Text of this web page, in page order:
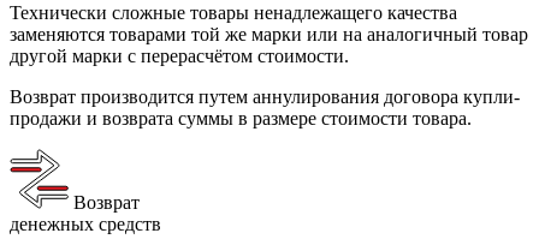
Технически сложные товары ненадлежащего качества
заменяются товарами той же марки или на аналогичный товар
другой марки с перерасчётом стоимости.
Возврат производится путем аннулирования договора купли-
продажи и возврата суммы в размере стоимости товара.
Возврат
денежных средств